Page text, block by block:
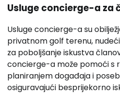
Usluge concierge-a za
Usluge concierge-a su
privatnom golf terenu,
za poboljšanje iskustva
concierge-a može pomoći s
planiranjem događaja i
osiguravajući besprijekorno